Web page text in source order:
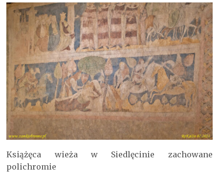
Książęca wieża w Siedlęcinie zachowane
polichromie